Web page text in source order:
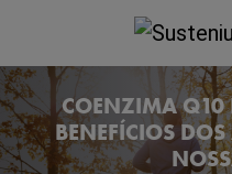
COENZIMA Q10
BENEFÍCIOS